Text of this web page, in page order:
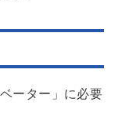
ーター」に必要